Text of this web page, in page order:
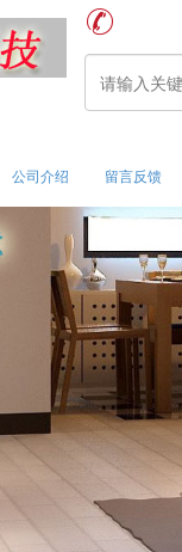
公司介绍 留言反馈